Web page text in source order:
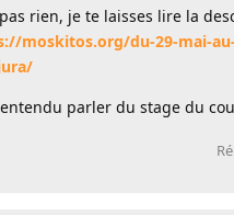
rien, je te laisses lire la
moskitos.org/du-29-mai-
parler du stage du